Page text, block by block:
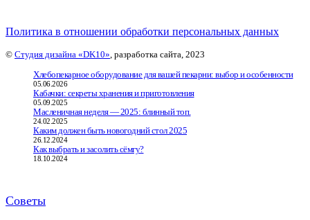
Политика в отношении обработки персональных данных
© Студия дизайна «DK10», разработка сайта, 2023
Хлебопекарное оборудование для вашей пекарни: выбор и особенности
05.06.2026
Кабачки: секреты хранения и приготовления
05.09.2025
Масленичная неделя — 2025: блинный топ.
24.02.2025
Каким должен быть новогодний стол 2025
26.12.2024
Как выбрать и засолить сёмгу?
18.10.2024
Советы